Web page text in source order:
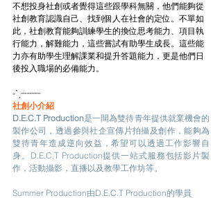
不想投身社創或者覺得這些跟學科無關，他們能夠從
社創教育認識自己、找到個人在社會的定位。不單如
此，社創教育能夠訓練學生的換位思考能力、項目執
行能力，解難能力，這些嘗試有助學生成長。這些能
力亦有助學生理解課業和提升答題能力，更是他們日
後投入職場的必備能力。
-ˋˏ┈┈┈┈
社創小介紹
D.E.C.T Production是一間為雙待青年提供就業機會的
製作公司，透過參與社企宣傳片拍攝及創作，能夠為
雙待青年造成逆向效益，希望可以透過工作影響自
身。D.E.C.T Production提供一站式服務包括影片製
作，活動攝影，直播以及教學工作坊等。
Summer Production由D.E.C.T Production的學員